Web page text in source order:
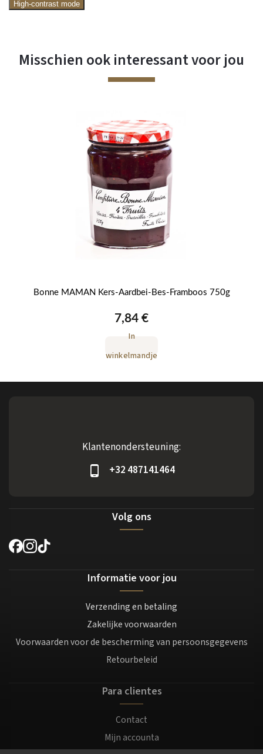
High-contrast mode
Misschien ook interessant voor jou
Bonne MAMAN Kers-Aardbei-Bes-Framboos 750g
7,84 €
In
winkelmandje
Klantenondersteuning:
+32 487141464
Volg ons
Informatie voor jou
Verzending en betaling
Zakelijke voorwaarden
Voorwaarden voor de bescherming van persoonsgegevens
Retourbeleid
Para clientes
Contact
Mijn accounta